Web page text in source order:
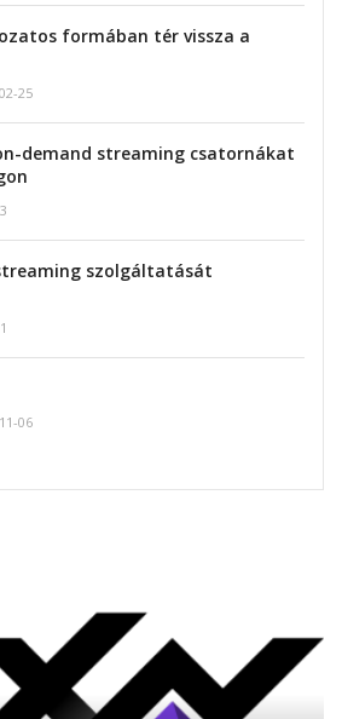
formában tér vissza a
25
demand streaming csatornákat
szolgáltatását
06